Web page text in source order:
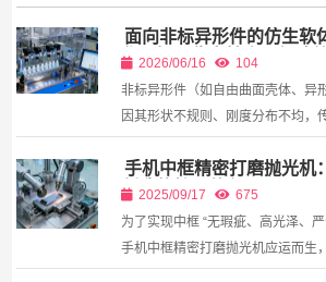
面向非标异形件的仿生软
化与抓取稳定性多目标决策
2026/06/16
104
非标异形件（如自由曲面壳体、异
因其形状不规则、刚度分布不均，
力，但其结构设计缺乏系统优化方
向非...
手机中框精密打磨抛光机
制造的核心装备​
2025/09/17
675
为了实现中框 “无瑕疵、高光泽、严
手机中框精密打磨抛光机应运而生